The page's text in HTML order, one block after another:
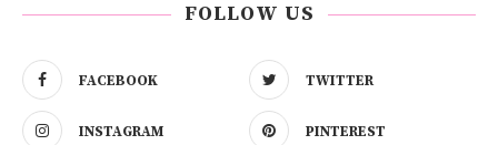
FOLLOW US
FACEBOOK TWITTER
INSTAGRAM PINTEREST